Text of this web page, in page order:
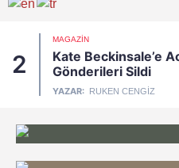
2
MAGAZIN
Kate Beckinsale’e
Gönderileri Sildi
YAZAR: RUKEN CENGIZ